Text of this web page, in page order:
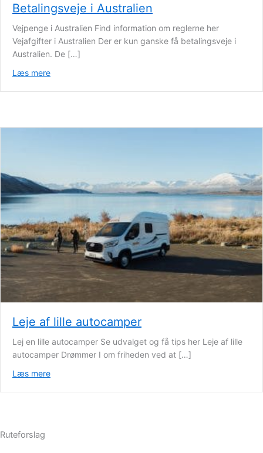
Betalingsveje i Australien
Vejpenge i Australien Find information om reglerne her
Vejafgifter i Australien Der er kun ganske få betalingsveje i
Australien. De […]
Læs mere
Leje af lille autocamper
Lej en lille autocamper Se udvalget og få tips her Leje af lille
autocamper Drømmer I om friheden ved at […]
Læs mere
Ruteforslag